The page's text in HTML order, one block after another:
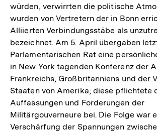
würden, verwirrten die politische
wurden von Vertretern der in Bonn
Alliierten Verbindungsstäbe als
bezeichnet. Am 5. April übergaben
Parlamentarischen Rat eine
in New York tagenden Konferenz der
Frankreichs, Großbritanniens und der
Staaten von Amerika; diese pflichtete
Auffassungen und Forderungen der
Militärgouverneure bei. Die Folge war
Verschärfung der Spannungen